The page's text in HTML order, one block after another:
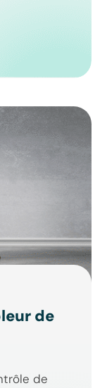
de
de